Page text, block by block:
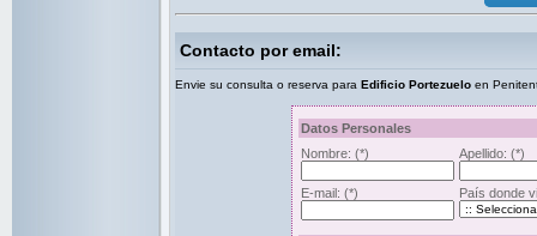
Contacto por email:
Envie su consulta o reserva para Edificio Portezuelo en
Datos Personales
Nombre: (*) Apellido: (*)
E-mail: (*) País donde